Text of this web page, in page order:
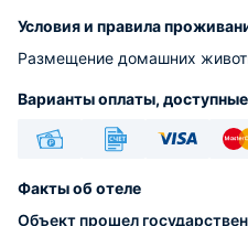
Условия и правила
Размещение домашних
Варианты оплаты,
Факты об отеле
Объект прошел